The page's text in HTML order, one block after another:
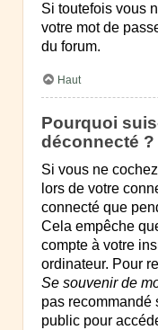
Si toutefois vous
votre mot de
du forum.
Haut
Pourquoi
déconnecté ?
Si vous ne
lors de votre
connecté que
Cela empêche
compte à votre
ordinateur. Pour
Se souvenir de
pas recommandé
public pour